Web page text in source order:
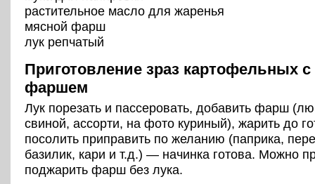
растительное масло для жаренья
мясной фарш
лук репчатый
Приготовление зраз картофельных
фаршем
Лук порезать и пассеровать, добавить фарш
свиной, ассорти, на фото куриный), жарить до
посолить приправить по желанию (паприка,
базилик, кари и т.д.) — начинка готова. Можно
поджарить фарш без лука.